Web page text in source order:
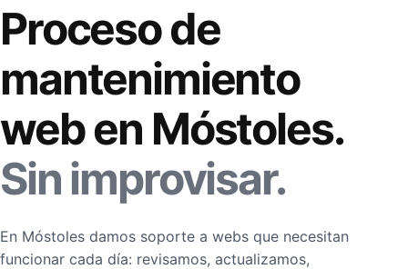
Proceso de
mantenimiento
web en Móstoles.
Sin improvisar.
En Móstoles damos soporte a webs que necesitan
funcionar cada día: revisamos, actualizamos,